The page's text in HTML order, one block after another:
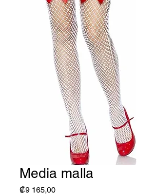
Media malla
₡9 165,00Precio